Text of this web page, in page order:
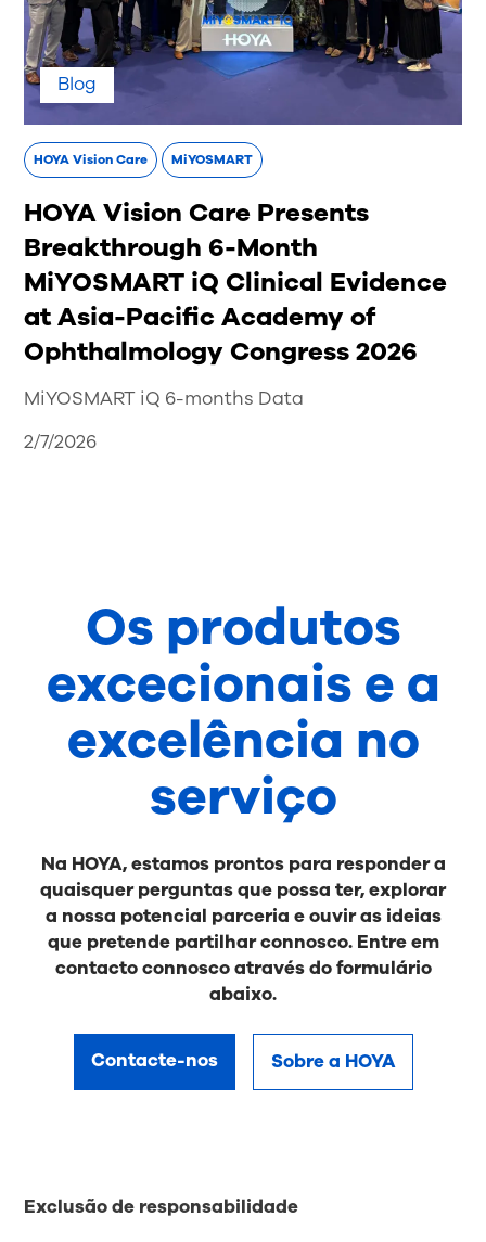
Blog
HOYA Vision Care MiYOSMART
HOYA Vision Care Presents
Breakthrough 6-Month
MiYOSMART iQ Clinical Evidence
at Asia-Pacific Academy of
Ophthalmology Congress 2026
MiYOSMART iQ 6-months Data
2/7/2026
Os produtos
excecionais e a
excelência no
serviço
Na HOYA, estamos prontos para responder a
quaisquer perguntas que possa ter, explorar
a nossa potencial parceria e ouvir as ideias
que pretende partilhar connosco. Entre em
contacto connosco através do formulário
abaixo.
Contacte-nos Sobre a HOYA
Exclusão de responsabilidade